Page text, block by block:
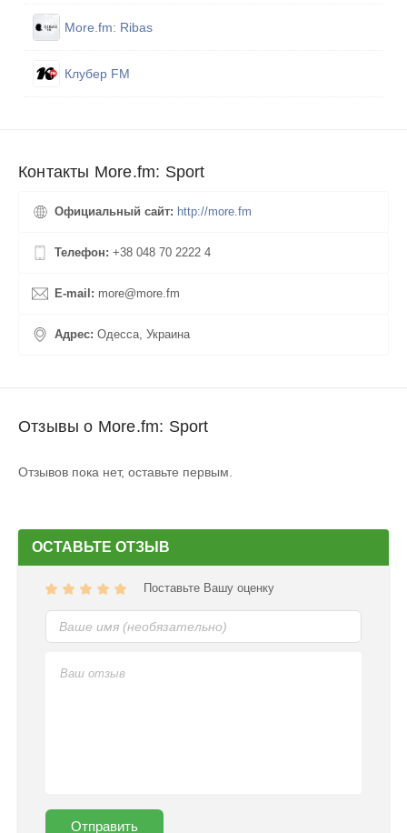
More.fm: Ribas
Клубер FM
Контакты More.fm: Sport
Официальный сайт: http://more.fm
Телефон: +38 048 70 2222 4
E-mail: more@more.fm
Адрес: Одесса, Украина
Отзывы о More.fm: Sport
Отзывов пока нет, оставьте первым.
ОСТАВЬТЕ ОТЗЫВ
Поставьте Вашу оценку
Отправить